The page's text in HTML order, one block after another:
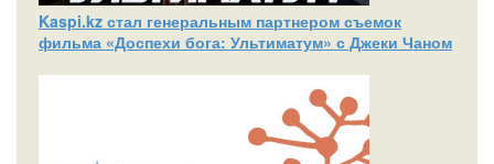
Kaspi.kz стал генеральным партнером съемок
фильма «Доспехи бога: Ультиматум» с Джеки Чаном